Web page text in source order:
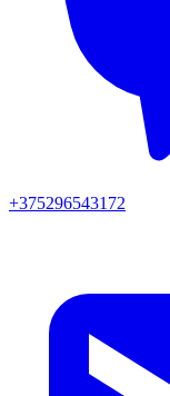
+375296543172